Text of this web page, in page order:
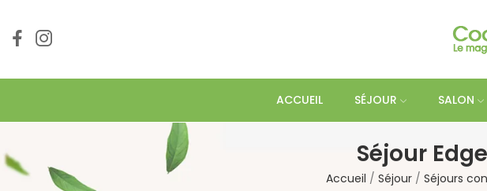
ACCUEIL SÉJOUR SALON
Séjour
Accueil Séjour Séjours